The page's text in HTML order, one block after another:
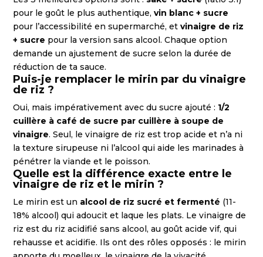
pour le goût le plus authentique,vin blanc + sucre
pour l’accessibilité en supermarché, etvinaigre de riz
+ sucre pour la version sans alcool. Chaque option
demande un ajustement de sucre selon la durée de
réduction de ta sauce.
Puis-je remplacer le mirin par du vinaigre
de riz ?
Oui, mais impérativement avec du sucre ajouté : 1/2
cuillère à café de sucre par cuillère à soupe de
vinaigre. Seul, le vinaigre de riz est trop acide et n’a ni
la texture sirupeuse ni l’alcool qui aide les marinades à
pénétrer la viande et le poisson.
Quelle est la différence exacte entre le
vinaigre de riz et le mirin ?
Le mirin est un alcool de riz sucré et fermenté (11-
18% alcool) qui adoucit et laque les plats. Le vinaigre de
riz est du riz acidifié sans alcool, au goût acide vif, qui
rehausse et acidifie. Ils ont des rôles opposés : le mirin